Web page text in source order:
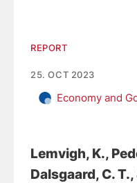
REPORT
25. OCT 2023
Economy and
Lemvigh, K.,
Dalsgaard, C. T.